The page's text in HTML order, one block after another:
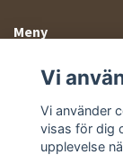
Meny
Sociala medier
Vi
Vi använder
visas för dig
upplevelse